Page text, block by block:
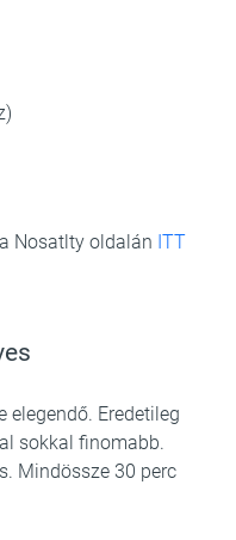
Nosatlty oldalán ITT
elegendő. Eredetileg
sokkal finomabb.
Mindössze 30 perc